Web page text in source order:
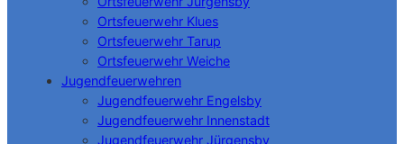
Ortsfeuerwehr Klues
Ortsfeuerwehr Tarup
Ortsfeuerwehr Weiche
Jugendfeuerwehren
Jugendfeuerwehr Engelsby
Jugendfeuerwehr Innenstadt
Jugendfeuerwehr Jürgensby